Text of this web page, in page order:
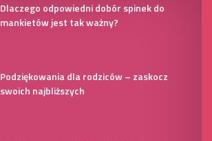
Dlaczego odpowiedni dobór spinek do
mankietów jest tak ważny?
Podziękowania dla rodziców – zaskocz
swoich najbliższych